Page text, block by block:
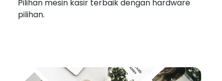
Pilihan mesin kasir terbaik dengan hardware
pilihan.